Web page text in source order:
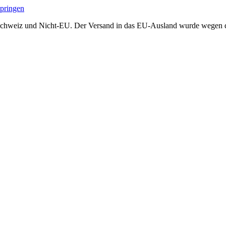
und Nicht-EU. Der Versand in das EU-Ausland wurde